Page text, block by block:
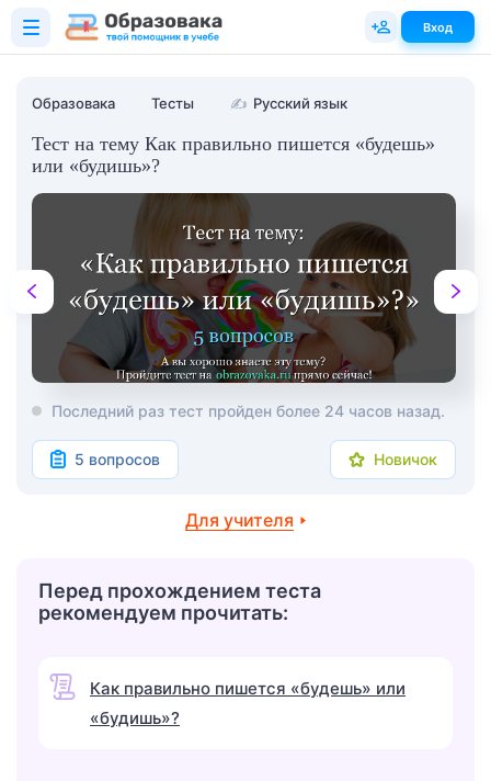
Образовака Тесты ✍ Русский язык
Тест на тему Как правильно пишется «будешь»
или «будишь»?
Последний раз тест пройден более 24 часов назад.
5 вопросов Новичок
Для учителя
Перед прохождением теста
рекомендуем прочитать:
Как правильно пишется «будешь» или
«будишь»?
Вход